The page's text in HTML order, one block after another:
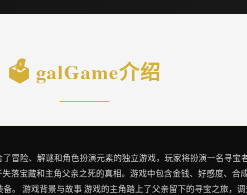
🗳️ galGame介绍
了冒险、解谜和角色扮演元素的独立游戏，玩家将扮演一名寻
落宝藏和主角父亲之死的真相。游戏中包含金钱、好感度、合
。 游戏背景与故事 游戏的主角踏上了父亲留下的寻宝之旅，